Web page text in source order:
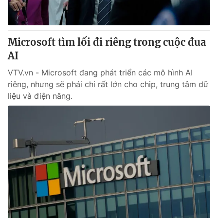
Thị trường 24h Tấm lòng Việt
VTV4 Vươn mình bằng AI
VTV9
Liên hệ tòa soạn English
THỜI BÁO VTV
Theo dõi báo trên
Cơ quan chủ quản:Đài Truyền hình Việt Nam
Cơ quan báo chí: Thời báo VTV
Microsoft tìm lối đi riêng trong cuộc đua
AI
VTV.vn - Microsoft đang phát triển các mô hình AI
riêng, nhưng sẽ phải chi rất lớn cho chip, trung tâm dữ
liệu và điện năng.